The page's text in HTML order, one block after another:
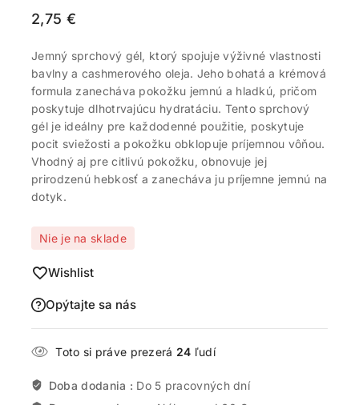
2,75 €
Jemný sprchový gél, ktorý spojuje výživné vlastnosti
bavlny a cashmerového oleja. Jeho bohatá a krémová
formula zanecháva pokožku jemnú a hladkú, pričom
poskytuje dlhotrvajúcu hydratáciu. Tento sprchový
gél je ideálny pre každodenné použitie, poskytuje
pocit sviežosti a pokožku obklopuje príjemnou vôňou.
Vhodný aj pre citlivú pokožku, obnovuje jej
prirodzenú hebkosť a zanecháva ju príjemne jemnú na
dotyk.
Nie je na sklade
Wishlist
Opýtajte sa nás
Toto si práve prezerá 24 ľudí
Doba dodania : Do 5 pracovných dní